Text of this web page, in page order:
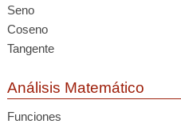
Seno
Coseno
Tangente
Análisis Matemático
Funciones